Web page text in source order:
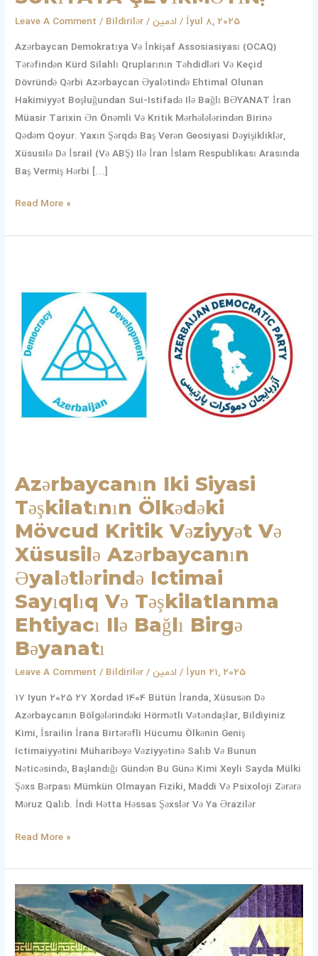
Leave A Comment / Bildirilər / ادمین/İyul 8, 2025
Azərbaycan Demokratıya Və İnkişaf Assosiasiyası (OCAQ)
Tərəfindən Kürd Silahlı Qruplarının Təhdidləri Və Keçid
Dövründə Qərbi Azərbaycan Əyalətində Ehtimal Olunan
Hakimiyyət Boşluğundan Sui-Istifadə Ilə Bağlı BƏYANAT İran
Müasir Tarixin Ən Önəmli Və Kritik Mərhələlərindən Birinə
Qədəm Qoyur. Yaxın Şərqdə Baş Verən Geosiyasi Dəyişikliklər,
Xüsusilə Də İsrail (və ABŞ) Ilə İran İslam Respublikası Arasında
Baş Vermiş Hərbi […]
Read More »
Azərbaycanın Iki Siyasi
Təşkilatının Ölkədəki
Mövcud Kritik Vəziyyət Və
Xüsusilə Azərbaycanın
Əyalətlərində Ictimai
Sayıqlıq Və Təşkilatlanma
Ehtiyacı Ilə Bağlı Birgə
Bəyanatı
Leave A Comment / Bildirilər / ادمین/İyun 21, 2025
17 Iyun 2025 27 Xordad 1404 Bütün İranda, Xüsusən Də
Azərbaycanın Bölgələrindəki Hörmətli Vətəndaşlar, Bildiyiniz
Kimi, İsrailin İrana Birtərəfli Hücumu Ölkənin Geniş
Ictimaiyyətini Müharibəyə Vəziyyətinə Salıb Və Bunun
Nəticəsində, Başlandığı Gündən Bu Günə Kimi Xeyli Sayda Mülki
Şəxs Bərpası Mümkün Olmayan Fiziki, Maddi Və Psixoloji Zərərə
Məruz Qalıb. İndi Hətta Həssas Şəxslər Və Ya Ərazilər
Siyasi
Təşkilatının
Ölkədəki
Mövcud
Kritik
Vəziyyət
Xüsusilə
Sayıqlıq
Və
Təşkilatlanma
Ehtiyacı
Ilə
Bağlı
Birgə
Bəyanatı
Read More »
Azərbaycan
Demokratiya
Və
İnkişaf